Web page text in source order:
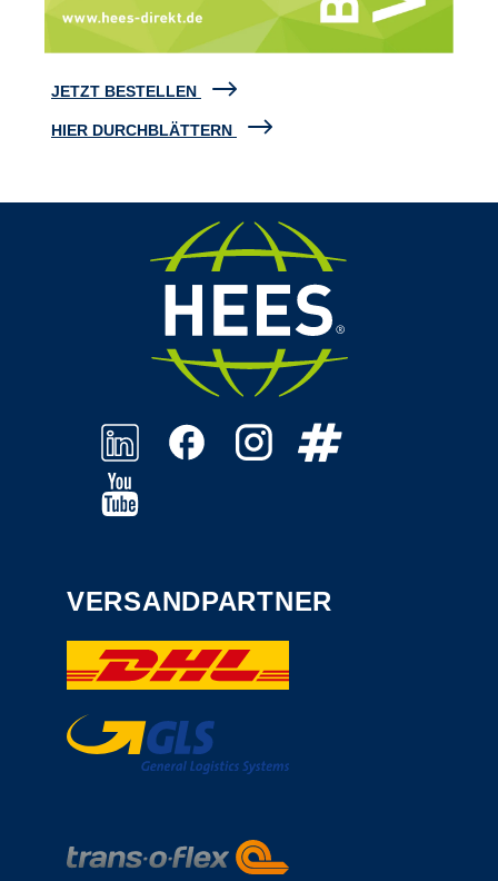
JETZT BESTELLEN
HIER DURCHBLÄTTERN
VERSANDPARTNER